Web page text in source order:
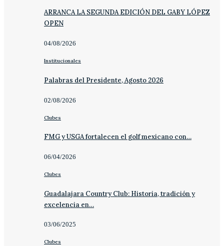
ARRANCA LA SEGUNDA EDICIÓN DEL GABY LÓPEZ
OPEN
04/08/2026
Institucionales
Palabras del Presidente, Agosto 2026
02/08/2026
Clubes
FMG y USGA fortalecen el golf mexicano con…
06/04/2026
Clubes
Guadalajara Country Club: Historia, tradición y
excelencia en…
03/06/2025
Clubes